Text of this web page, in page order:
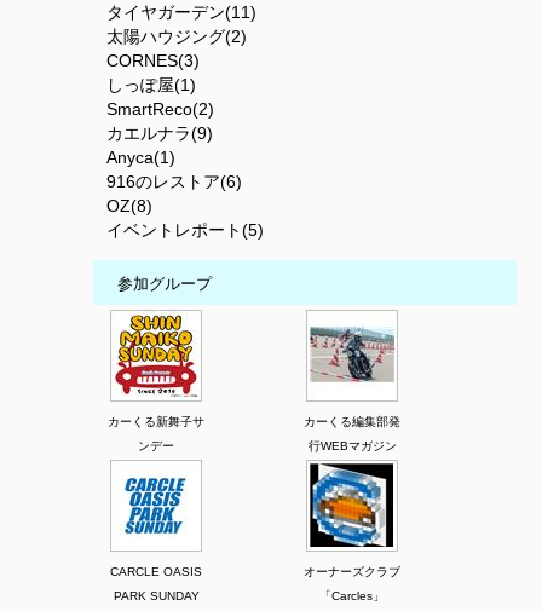
タイヤガーデン(11)
太陽ハウジング(2)
CORNES(3)
しっぽ屋(1)
SmartReco(2)
カエルナラ(9)
Anyca(1)
916のレストア(6)
OZ(8)
イベントレポート(5)
参加グループ
カーくる新舞子サ
ンデー
カーくる編集部発
行WEBマガジン
CARCLE OASIS
PARK SUNDAY
オーナーズクラブ
「Carcles」